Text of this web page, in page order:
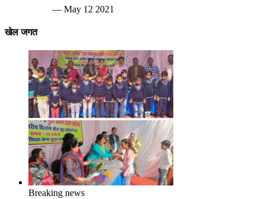
— May 12 2021
खेल जगत
Breaking news